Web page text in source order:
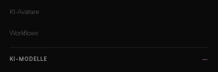
KI-Avatare
Workflows
KI-MODELLE